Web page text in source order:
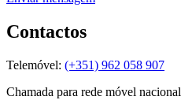
Contactos
Telemóvel: (+351) 962 058 907
Chamada para rede móvel nacional